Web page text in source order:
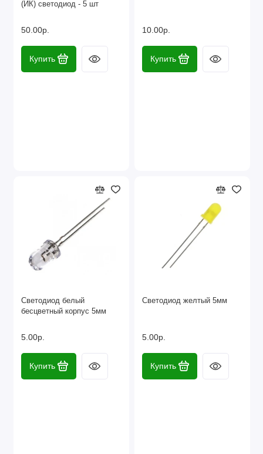
Резисторы
(ИК) светодиод - 5 шт
50.00р.
Купить
10.00р.
Купить
Светодиод белый
бесцветный корпус 5мм
5.00р.
Купить
Светодиод желтый 5мм
5.00р.
Купить